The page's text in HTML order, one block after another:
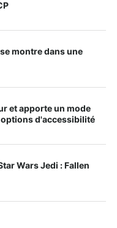
montre dans une
et apporte un mode
d'accessibilité
Wars Jedi : Fallen